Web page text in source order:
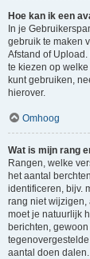
Hoe kan ik een
In je
gebruik te maken
Afstand of
te kiezen op
kunt gebruiken,
hierover.
Omhoog
Wat is mijn rang
Rangen, welke
het aantal
identificeren, bijv.
rang niet wijzigen,
moet je natuurlijk
berichten,
aantal doen dalen.